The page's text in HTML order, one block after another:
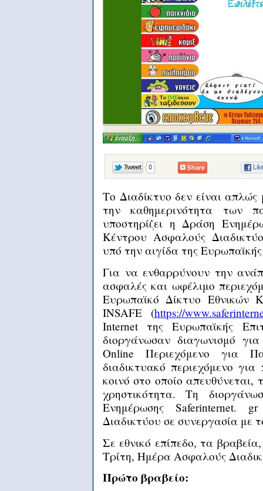
Το Διαδίκτυο δεν είναι απλώς
την καθημερινότητα των
υποστηρίζει η Δράση
Κέντρου Ασφαλούς
υπό την αιγίδα της
Για να ενθαρρύνουν την
ασφαλές και ωφέλιμο
Ευρωπαϊκό Δίκτυο Εθνικών
INSAFE (https://
Internet της Ευρωπαϊκής
διοργάνωσαν διαγωνισμό
Online Περιεχόμενο για
διαδικτυακό περιεχόμενο
κοινό στο οποίο απευθύνεται,
χρηστικότητα. Τη
Ενημέρωσης Saferinternet.
Διαδικτύου σε συνεργασία με
Σε εθνικό επίπεδο, τα
Τρίτη, Ημέρα Ασφαλούς
Πρώτο βραβείο: